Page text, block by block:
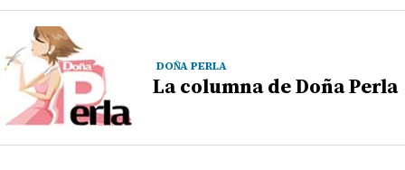
DOÑA PERLA
La columna de Doña Perla